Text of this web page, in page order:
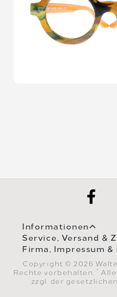
Informationen
Service, Versand &
Firma, Impressum
Copyright © 2026
Rechte vorbehalten.
*
zzgl. der